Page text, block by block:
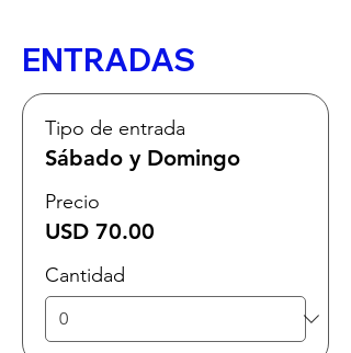
ENTRADAS
Tipo de entrada
Sábado y Domingo
Precio
USD 70.00
Cantidad